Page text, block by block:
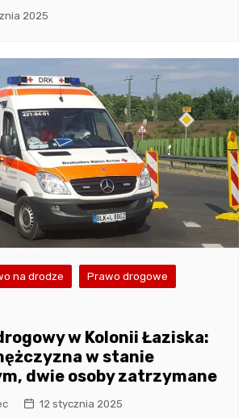
2025
na drodze Prawo drogowe
w Kolonii Łaziska:
w stanie
dwie osoby zatrzymane
12 stycznia 2025